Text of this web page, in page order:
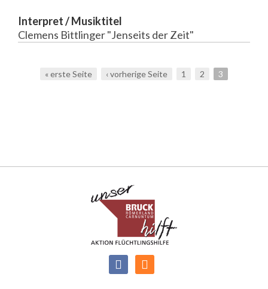
Interpret / Musiktitel
Clemens Bittlinger "Jenseits der Zeit"
Seiten
« erste Seite ‹ vorherige Seite 1 2 3
Facebook